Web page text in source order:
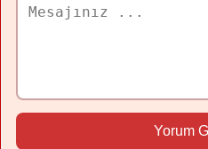
Yorum